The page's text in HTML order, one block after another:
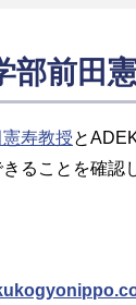
部前田
寿教授と
ることを確認